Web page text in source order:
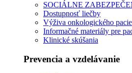
SOCIÁLNE
Dostupnosť liečby
Výživa onkologického
Informačné materiály pre
Klinické skúšania
Prevencia a vzdelávanie